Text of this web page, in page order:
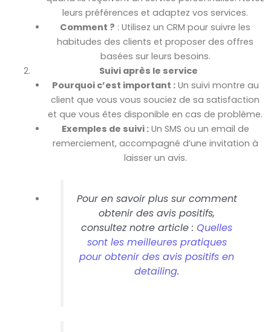
leurs préférences et adaptez vos services.
Comment ? : Utilisez un CRM pour suivre les
habitudes des clients et proposer des offres
basées sur leurs besoins.
Suivi après le service
Pourquoi c’est important :Un suivi montre au
client que vous vous souciez de sa satisfaction
et que vous êtes disponible en cas de problème.
Exemples de suivi :Un SMS ou un email de
remerciement, accompagné d’une invitation à
laisser un avis.
Pour en savoir plus sur comment
obtenir des avis positifs,
consultez notre article : Quelles
sont les meilleures pratiques
pour obtenir des avis positifs en
detailing.